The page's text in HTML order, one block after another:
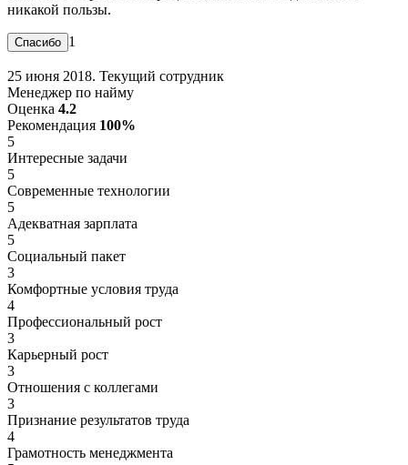
никакой пользы.
1
25 июня 2018. Текущий сотрудник
Менеджер по найму
Оценка 4.2
Рекомендация 100%
5
Интересные задачи
5
Современные технологии
5
Адекватная зарплата
5
Социальный пакет
3
Комфортные условия труда
4
Профессиональный рост
3
Карьерный рост
3
Отношения с коллегами
3
Признание результатов труда
4
Грамотность менеджмента